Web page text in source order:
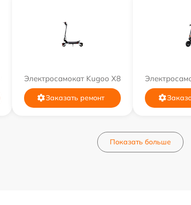
Электросамокат Kugoo X8
Заказать ремонт
Показать больше